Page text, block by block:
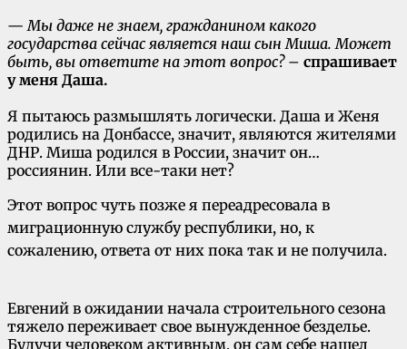
—Мы даже не знаем, гражданином какого
государства сейчас является наш сын Миша. Может
быть, вы ответите на этот вопрос?– спрашивает
у меня Даша.
Я пытаюсь размышлять логически. Даша и Женя
родились на Донбассе, значит, являются жителями
ДНР. Миша родился в России, значит он…
россиянин. Или все-таки нет?
Этот вопрос чуть позже я переадресовала в
миграционную службу республики, но, к
сожалению, ответа от них пока так и не получила.
Евгений в ожидании начала строительного сезона
тяжело переживает свое вынужденное безделье.
Будучи человеком активным, он сам себе нашел